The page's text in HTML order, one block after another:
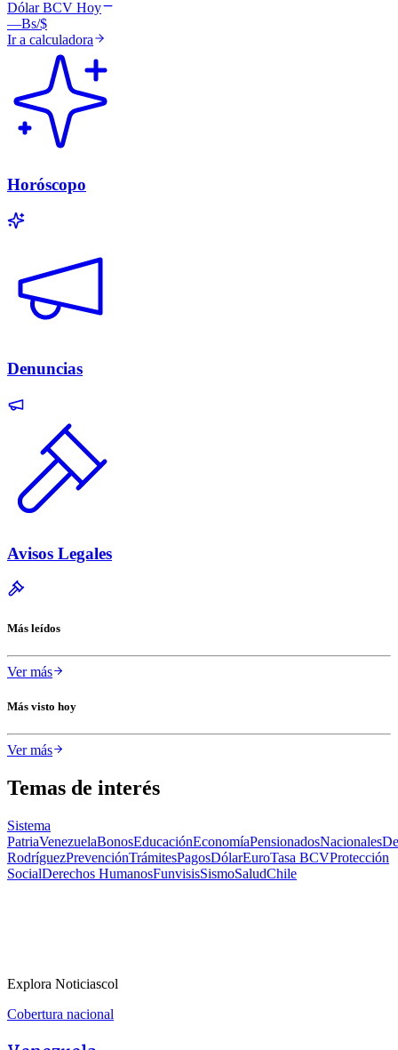
Dólar BCV Hoy
—Bs/$
Ir a calculadora
Horóscopo
Denuncias
Avisos Legales
Más leídos
Ver más
Más visto hoy
Ver más
Temas de interés
Sistema
PatriaVenezuelaBonosEducaciónEconomíaPensionadosNacionales
RodríguezPrevenciónTrámitesPagosDólarEuroTasa BCVProtección
SocialDerechos HumanosFunvisisSismoSaludChile
Explora Noticiascol
Cobertura nacional